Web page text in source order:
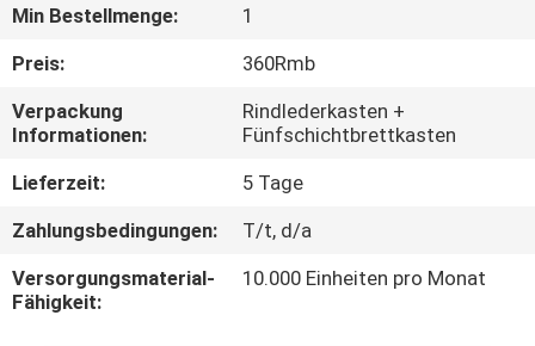
ÜBER
UNS
FABRIK-
AUSFLUG
QUALITÄTSKONTROLLE
Min Bestellmenge:
1
Preis:
360Rmb
Verpackung
Informationen:
Rindlederkasten +
Fünfschichtbrettkasten
Lieferzeit:
5 Tage
Zahlungsbedingungen:
T/t, d/a
Versorgungsmaterial-
Fähigkeit:
10.000 Einheiten pro Monat